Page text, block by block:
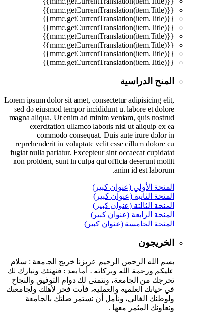
{{mmc.getCurrentTranslation(item.Title)}}
{{mmc.getCurrentTranslation(item.Title)}}
{{mmc.getCurrentTranslation(item.Title)}}
{{mmc.getCurrentTranslation(item.Title)}}
{{mmc.getCurrentTranslation(item.Title)}}
{{mmc.getCurrentTranslation(item.Title)}}
{{mmc.getCurrentTranslation(item.Title)}}
المنح الدراسية
Lorem ipsum dolor sit amet, consectetur adipisicing elit,
sed do eiusmod tempor incididunt ut labore et dolore
magna aliqua. Ut enim ad minim veniam, quis nostrud
exercitation ullamco laboris nisi ut aliquip ex ea
commodo consequat. Duis aute irure dolor in
reprehenderit in voluptate velit esse cillum dolore eu
fugiat nulla pariatur. Excepteur sint occaecat cupidatat
non proident, sunt in culpa qui officia deserunt mollit
anim id est laborum.
المنحة الأولي (عنوان كبير)
المنحة الثانية (عنوان كبير)
المنحة الثالثة (عنوان كبير)
المنحة الرابعة (عنوان كبير)
المنحة الخامسة (عنوان كبير)
الخريجون
بسم الله الرحمن الرحيم عزيزنا خريج الجامعة : سلام
عليكم ورحمة الله وبركاته ، أما بعد : فنهنئك ونبارك لك
تخرجك من الجامعة، ونتمنى لك دوام التوفيق والنجاح
في حياتك العلمية والعملية، فأنت فخر لأهلك ولجامعتك
ولوطنك الغالي، ونأمل أن تستمر صلتك بالجامعة
وتعاونك المثمر معها .